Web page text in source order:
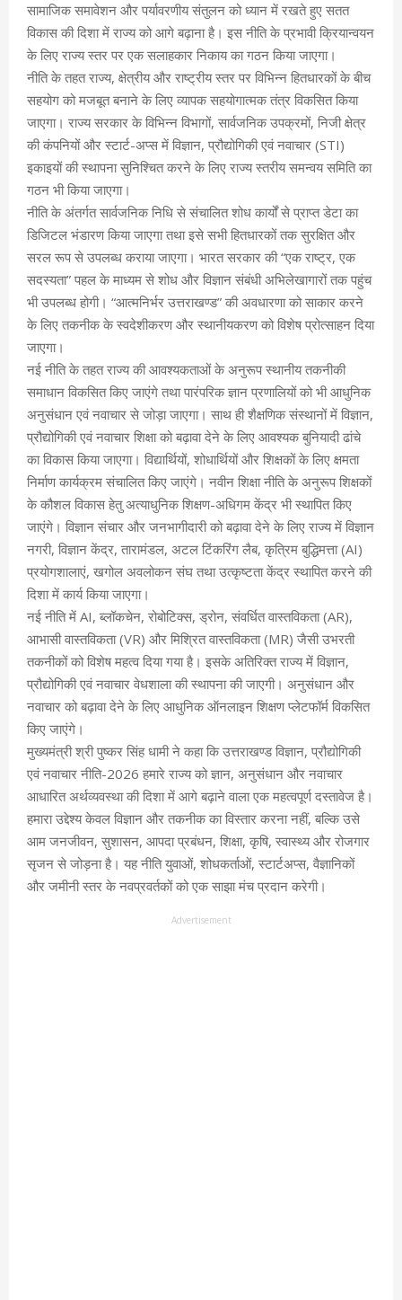
सामाजिक समावेशन और पर्यावरणीय संतुलन को ध्यान में रखते हुए सतत
विकास की दिशा में राज्य को आगे बढ़ाना है। इस नीति के प्रभावी क्रियान्वयन
के लिए राज्य स्तर पर एक सलाहकार निकाय का गठन किया जाएगा।
नीति के तहत राज्य, क्षेत्रीय और राष्ट्रीय स्तर पर विभिन्न हितधारकों के बीच
सहयोग को मजबूत बनाने के लिए व्यापक सहयोगात्मक तंत्र विकसित किया
जाएगा। राज्य सरकार के विभिन्न विभागों, सार्वजनिक उपक्रमों, निजी क्षेत्र
की कंपनियों और स्टार्ट-अप्स में विज्ञान, प्रौद्योगिकी एवं नवाचार (STI)
इकाइयों की स्थापना सुनिश्चित करने के लिए राज्य स्तरीय समन्वय समिति का
गठन भी किया जाएगा।
नीति के अंतर्गत सार्वजनिक निधि से संचालित शोध कार्यों से प्राप्त डेटा का
डिजिटल भंडारण किया जाएगा तथा इसे सभी हितधारकों तक सुरक्षित और
सरल रूप से उपलब्ध कराया जाएगा। भारत सरकार की “एक राष्ट्र, एक
सदस्यता” पहल के माध्यम से शोध और विज्ञान संबंधी अभिलेखागारों तक पहुंच
भी उपलब्ध होगी। “आत्मनिर्भर उत्तराखण्ड” की अवधारणा को साकार करने
के लिए तकनीक के स्वदेशीकरण और स्थानीयकरण को विशेष प्रोत्साहन दिया
जाएगा।
नई नीति के तहत राज्य की आवश्यकताओं के अनुरूप स्थानीय तकनीकी
समाधान विकसित किए जाएंगे तथा पारंपरिक ज्ञान प्रणालियों को भी आधुनिक
अनुसंधान एवं नवाचार से जोड़ा जाएगा। साथ ही शैक्षणिक संस्थानों में विज्ञान,
प्रौद्योगिकी एवं नवाचार शिक्षा को बढ़ावा देने के लिए आवश्यक बुनियादी ढांचे
का विकास किया जाएगा। विद्यार्थियों, शोधार्थियों और शिक्षकों के लिए क्षमता
निर्माण कार्यक्रम संचालित किए जाएंगे। नवीन शिक्षा नीति के अनुरूप शिक्षकों
के कौशल विकास हेतु अत्याधुनिक शिक्षण-अधिगम केंद्र भी स्थापित किए
जाएंगे। विज्ञान संचार और जनभागीदारी को बढ़ावा देने के लिए राज्य में विज्ञान
नगरी, विज्ञान केंद्र, तारामंडल, अटल टिंकरिंग लैब, कृत्रिम बुद्धिमत्ता (AI)
प्रयोगशालाएं, खगोल अवलोकन संघ तथा उत्कृष्टता केंद्र स्थापित करने की
दिशा में कार्य किया जाएगा।
नई नीति में AI, ब्लॉकचेन, रोबोटिक्स, ड्रोन, संवर्धित वास्तविकता (AR),
आभासी वास्तविकता (VR) और मिश्रित वास्तविकता (MR) जैसी उभरती
तकनीकों को विशेष महत्व दिया गया है। इसके अतिरिक्त राज्य में विज्ञान,
प्रौद्योगिकी एवं नवाचार वेधशाला की स्थापना की जाएगी। अनुसंधान और
नवाचार को बढ़ावा देने के लिए आधुनिक ऑनलाइन शिक्षण प्लेटफॉर्म विकसित
किए जाएंगे।
मुख्यमंत्री श्री पुष्कर सिंह धामी ने कहा कि उत्तराखण्ड विज्ञान, प्रौद्योगिकी
एवं नवाचार नीति-2026 हमारे राज्य को ज्ञान, अनुसंधान और नवाचार
आधारित अर्थव्यवस्था की दिशा में आगे बढ़ाने वाला एक महत्वपूर्ण दस्तावेज है।
हमारा उद्देश्य केवल विज्ञान और तकनीक का विस्तार करना नहीं, बल्कि उसे
आम जनजीवन, सुशासन, आपदा प्रबंधन, शिक्षा, कृषि, स्वास्थ्य और रोजगार
सृजन से जोड़ना है। यह नीति युवाओं, शोधकर्ताओं, स्टार्टअप्स, वैज्ञानिकों
और जमीनी स्तर के नवप्रवर्तकों को एक साझा मंच प्रदान करेगी।
Advertisement